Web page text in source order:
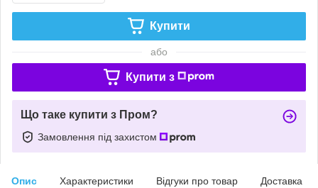
Купити
або
Купити з
Що таке купити з Пром?
Замовлення під захистом
Опис Характеристики Відгуки про товар Доставка